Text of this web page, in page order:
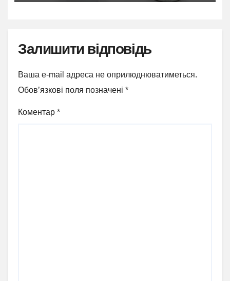
Залишити відповідь
Ваша e-mail адреса не оприлюднюватиметься.
Обов’язкові поля позначені *
Коментар *